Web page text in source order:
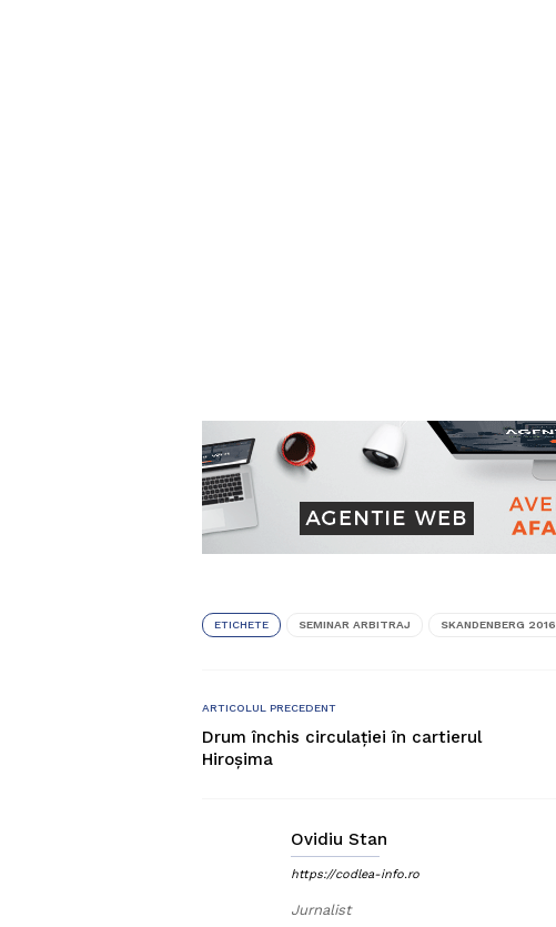
ETICHETE SEMINAR ARBITRAJ SKANDENBERG 2016
ARTICOLUL PRECEDENT
Drum închis circulației în cartierul
Hiroșima
Ovidiu Stan
https://codlea-info.ro
Jurnalist